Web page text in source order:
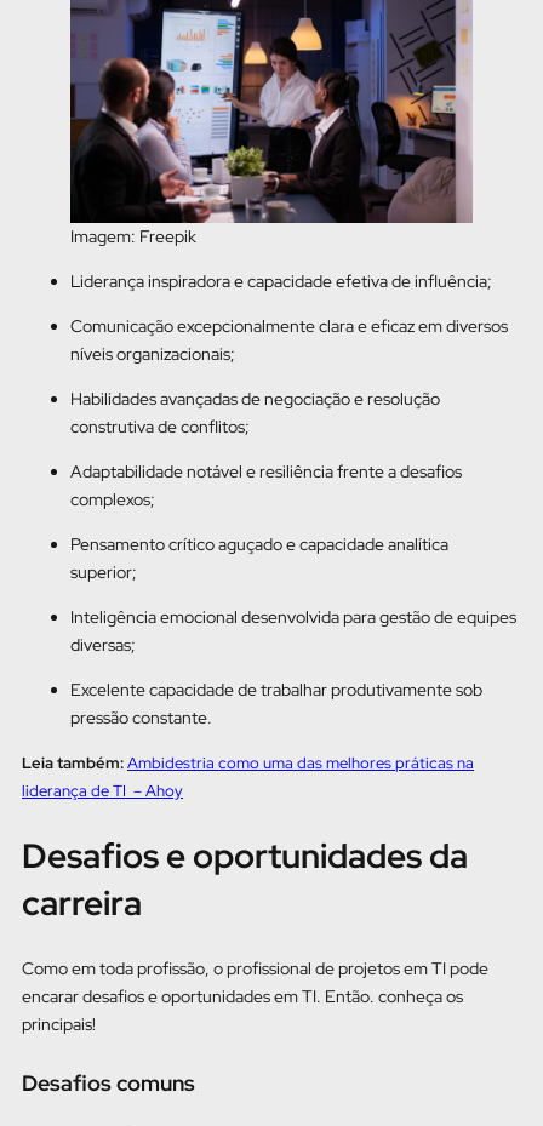
Imagem: Freepik
Liderança inspiradora e capacidade efetiva de influência;
Comunicação excepcionalmente clara e eficaz em diversos
níveis organizacionais;
Habilidades avançadas de negociação e resolução
construtiva de conflitos;
Adaptabilidade notável e resiliência frente a desafios
complexos;
Pensamento crítico aguçado e capacidade analítica
superior;
Inteligência emocional desenvolvida para gestão de equipes
diversas;
Excelente capacidade de trabalhar produtivamente sob
pressão constante.
Leia também:Ambidestria como uma das melhores práticas na
liderança de TI – Ahoy
Desafios e oportunidades da
carreira
Como em toda profissão, o profissional de projetos em TI pode
encarar desafios e oportunidades em TI. Então. conheça os
principais!
Desafios comuns